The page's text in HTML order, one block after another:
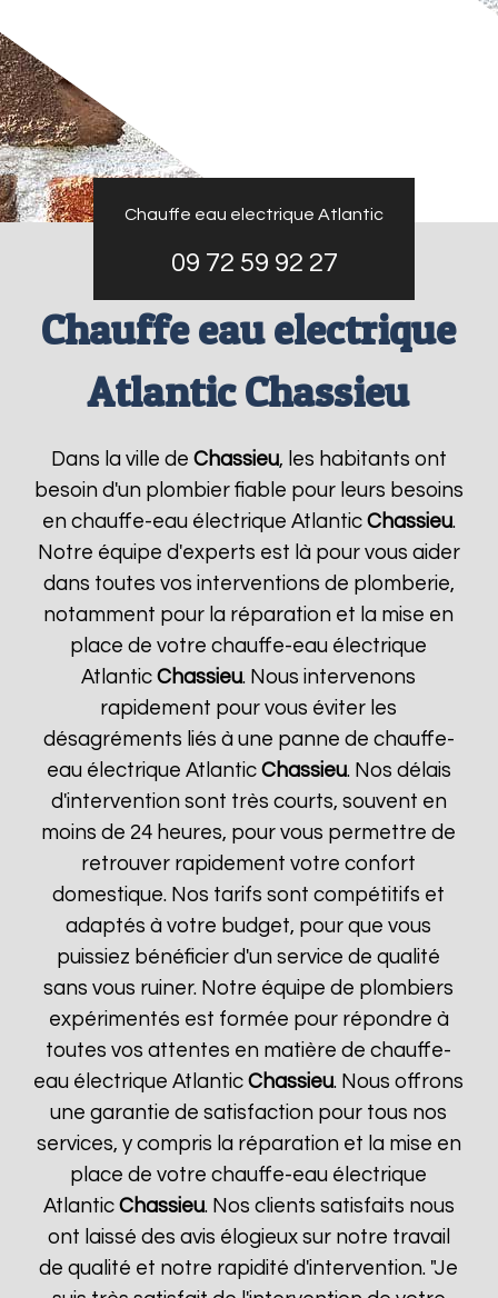
Chauffe eau electrique Atlantic
09 72 59 92 27
Chauffe eau electrique
Atlantic Chassieu
Dans la ville de Chassieu, les habitants ont
besoin d'un plombier fiable pour leurs besoins
en chauffe-eau électrique Atlantic Chassieu.
Notre équipe d'experts est là pour vous aider
dans toutes vos interventions de plomberie,
notamment pour la réparation et la mise en
place de votre chauffe-eau électrique
AtlanticChassieu. Nous intervenons
rapidement pour vous éviter les
désagréments liés à une panne de chauffe-
eau électrique Atlantic Chassieu. Nos délais
d'intervention sont très courts, souvent en
moins de 24 heures, pour vous permettre de
retrouver rapidement votre confort
domestique. Nos tarifs sont compétitifs et
adaptés à votre budget, pour que vous
puissiez bénéficier d'un service de qualité
sans vous ruiner. Notre équipe de plombiers
expérimentés est formée pour répondre à
toutes vos attentes en matière de chauffe-
eau électrique AtlanticChassieu. Nous offrons
une garantie de satisfaction pour tous nos
services, y compris la réparation et la mise en
place de votre chauffe-eau électrique
Atlantic Chassieu. Nos clients satisfaits nous
ont laissé des avis élogieux sur notre travail
de qualité et notre rapidité d'intervention. "Je